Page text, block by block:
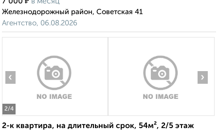
7 000 в месяц
Железнодорожный район, Советская 41
Агентство, 06.08.2026
2/4
‹ ›
2-к квартира, на длительный срок, 54м², 2/5 этаж